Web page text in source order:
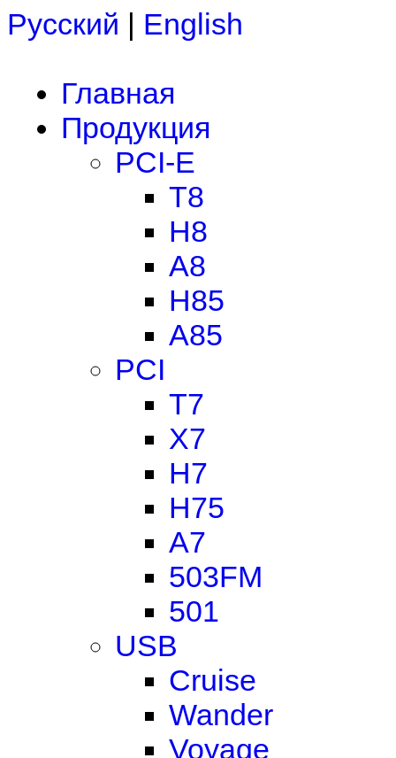
Русский | English
Главная
Продукция
PCI-E
T8
H8
A8
H85
A85
PCI
T7
X7
H7
H75
A7
503FM
501
USB
Cruise
Wander
Voyage